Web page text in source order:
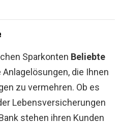
Sparkonten Beliebte
die Ihnen
zu vermehren. Ob es
Lebensversicherungen
stehen ihren Kunden